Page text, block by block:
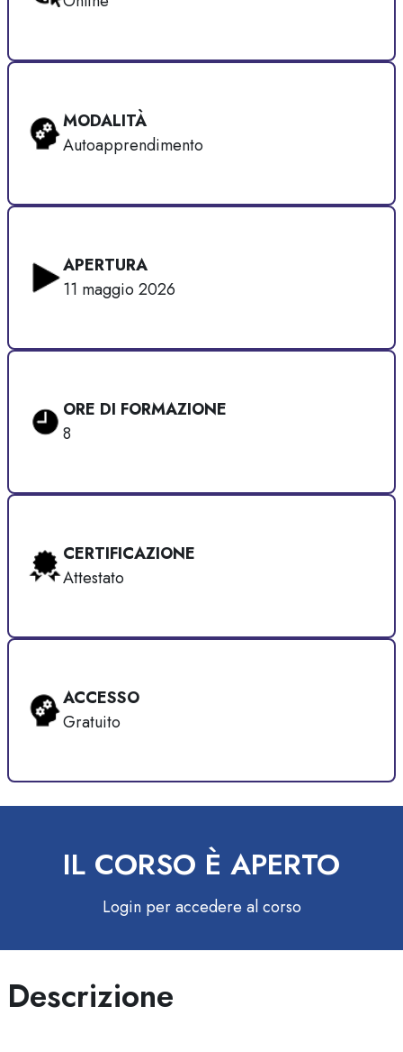
MODALITÀ
Autoapprendimento
APERTURA
11 maggio 2026
ORE DI FORMAZIONE
8
CERTIFICAZIONE
Attestato
ACCESSO
Gratuito
IL CORSO È APERTO
Login per accedere al corso
Descrizione